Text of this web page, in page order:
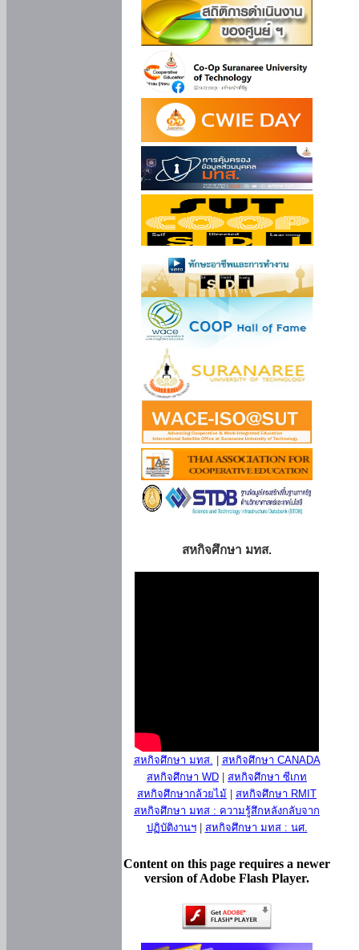
สหกิจศึกษา มทส.
สหกิจศึกษา มทส.
สหกิจศึกษา CANADA
สหกิจศึกษา WD
สหกิจศึกษา ซีเกท
สหกิจศึกษากล้วยไม้
สหกิจศึกษา RMIT
สหกิจศึกษา มทส : ความรู้สึกหลังกลับจาก
ปฏิบัติงานฯ| สหกิจศึกษา มทส : นศ.
Content on this page requires a newer
version of Adobe Flash Player.